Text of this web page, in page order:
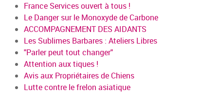
France Services ouvert à tous !
Le Danger sur le Monoxyde de Carbone
ACCOMPAGNEMENT DES AIDANTS
Les Sublimes Barbares : Ateliers Libres
"Parler peut tout changer"
Attention aux tiques !
Avis aux Propriétaires de Chiens
Lutte contre le frelon asiatique